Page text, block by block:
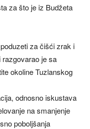
za što je iz Budžeta
za čišći zrak i
je sa
okoline Tuzlanskog
odnosno iskustava
na smanjenje
poboljšanja